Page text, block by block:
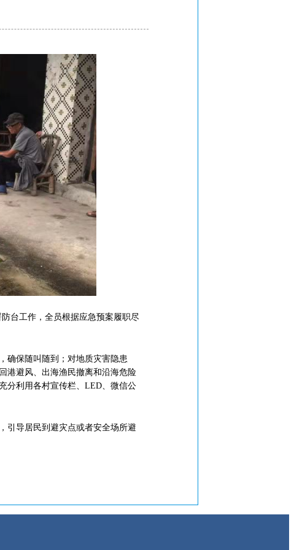
台工作，全员根据应急预案履职尽
保随叫随到；对地质灾害隐患
港避风、出海渔民撤离和沿海危险
分利用各村宣传栏、LED、微信公
导居民到避灾点或者安全场所避